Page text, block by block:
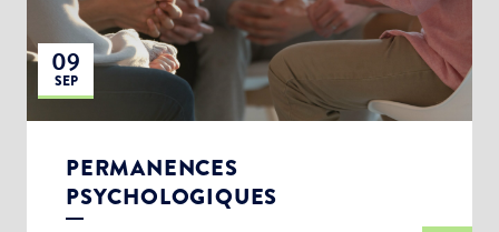
09
SEP
PERMANENCES
PSYCHOLOGIQUES